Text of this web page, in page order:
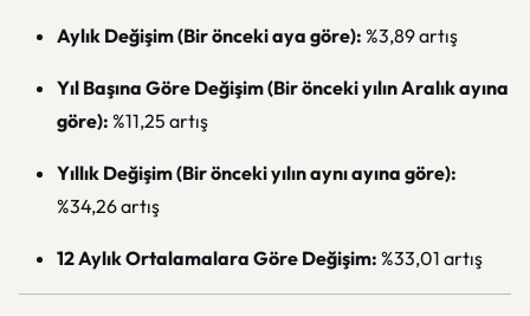
Aylık Değişim (Bir önceki aya göre): %3,89 artış
Yıl Başına Göre Değişim (Bir önceki yılın Aralık ayına
göre): %11,25 artış
Yıllık Değişim (Bir önceki yılın aynı ayına göre):
%34,26 artış
12 Aylık Ortalamalara Göre Değişim: %33,01 artış